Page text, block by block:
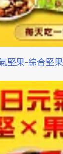
堅果-綜合堅